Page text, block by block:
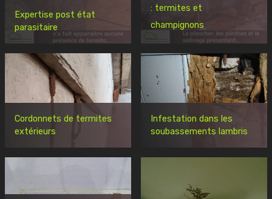
Expertise post état
parasitaire
: termites et
champignons
Cordonnets de termites
extérieurs
Infestation dans les
soubassements lambris